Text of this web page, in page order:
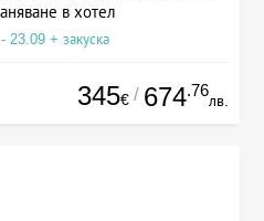
в хотел
23.09 + закуска
345€ / 674.76
лв.